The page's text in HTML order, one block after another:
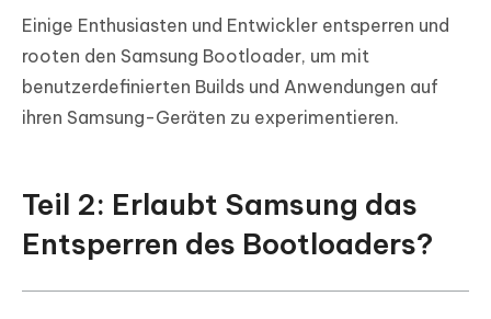
Einige Enthusiasten und Entwickler entsperren und
rooten den Samsung Bootloader, um mit
benutzerdefinierten Builds und Anwendungen auf
ihren Samsung-Geräten zu experimentieren.
Teil 2: Erlaubt Samsung das
Entsperren des Bootloaders?